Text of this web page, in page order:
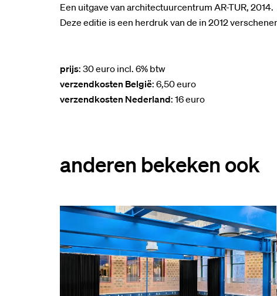
Een uitgave van architectuurcentrum AR-TUR, 2014.
Deze editie is een herdruk van de in 2012
prijs: 30 euro incl. 6% btw
verzendkosten België: 6,50 euro
verzendkosten Nederland: 16 euro
anderen bekeken ook